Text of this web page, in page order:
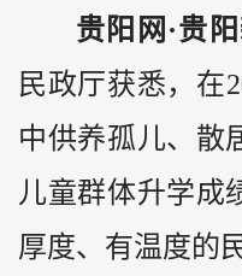
贵阳网·贵
民政厅获悉，在
中供养孤儿、散
儿童群体升学成
厚度、有温度的